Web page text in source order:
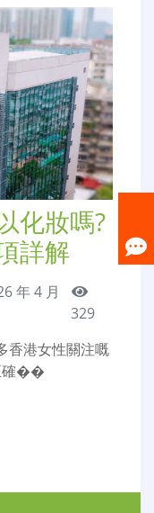
化妝嗎?
詳解
年 4 月
329
香港女性關注嘅
確��